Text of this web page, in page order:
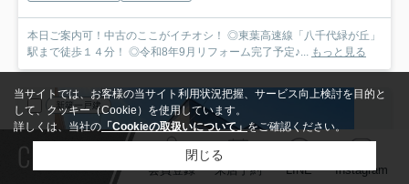
本日ご案内可！中古のここがイチオシ！ ◎東葉高速線「八千代緑が丘」
駅まで徒歩１４分！ ◎令和8年9月リフォーム完了予定♪...
もっと見る
新築一戸建
Contact 会員登録 来店予約 LINE Instagram
当サイトでは、お客様の当サイト利用状況把握、サービス向上検討を目的と
して、クッキー（Cookie）を使用しています。
詳しくは、当社の「Cookieの取扱いについて」をご確認ください。
閉じる